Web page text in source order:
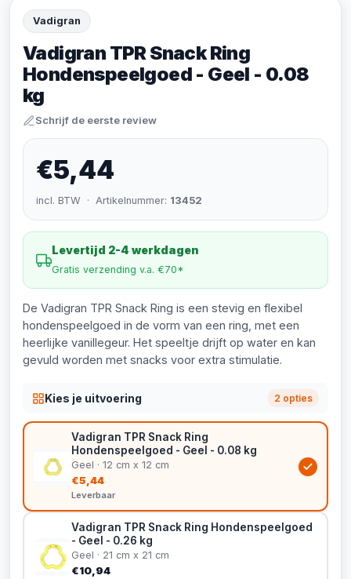
Vadigran
Vadigran TPR Snack Ring
Hondenspeelgoed - Geel - 0.08
kg
Schrijf de eerste review
€5,44
incl. BTW · Artikelnummer: 13452
Levertijd 2-4 werkdagen
Gratis verzending v.a. €70*
De Vadigran TPR Snack Ring is een stevig en flexibel
hondenspeelgoed in de vorm van een ring, met een
heerlijke vanillegeur. Het speeltje drijft op water en kan
gevuld worden met snacks voor extra stimulatie.
Kies je uitvoering 2 opties
Vadigran TPR Snack Ring
Hondenspeelgoed - Geel - 0.08 kg
Geel · 12 cm x 12 cm
€5,44
Leverbaar
Vadigran TPR Snack Ring Hondenspeelgoed
- Geel - 0.26 kg
Geel · 21 cm x 21 cm
€10,94